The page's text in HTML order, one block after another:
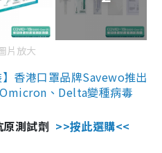
片放大
香港口罩品牌Savewo推出
、Delta變種病毒
測試劑 >>按此選購<<